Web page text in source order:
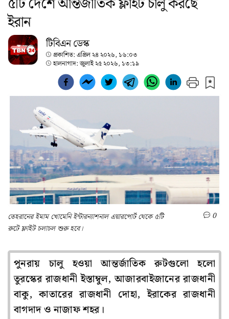
ইরান
টিবিএন ডেস্ক
প্রকাশিত: এপ্রিল ২৪ ২০২৬, ১৬:০৩
হালনাগাদ:জুলাই ২৫ ২০২৬, ১৩:১৯
তেহরানের ইমাম খোমেনি ইন্টারন্যাশনাল এয়ারপোর্ট থেকে ৫টি
রুটে ফ্লাইট চলাচল শুরু হবে।
0
পুনরায় চালু হওয়া আন্তর্জাতিক রুটগুলো হলো
তুরস্কের রাজধানী ইস্তাম্বুল, আজারবাইজানের রাজধানী
বাকু, কাতারের রাজধানী দোহা, ইরাকের রাজধানী
বাগদাদ ও নাজাফ শহর।